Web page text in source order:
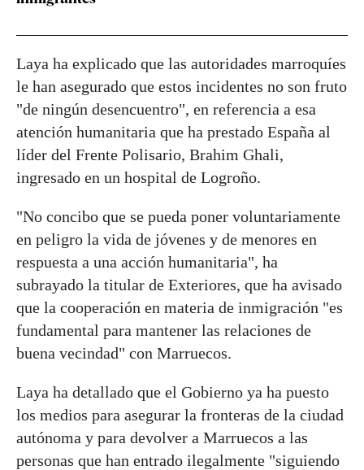
Laya ha explicado que las autoridades marroquíes
le han asegurado que estos incidentes no son fruto
"de ningún desencuentro", en referencia a esa
atención humanitaria que ha prestado España al
líder del Frente Polisario, Brahim Ghali,
ingresado en un hospital de Logroño.
"No concibo que se pueda poner voluntariamente
en peligro la vida de jóvenes y de menores en
respuesta a una acción humanitaria", ha
subrayado la titular de Exteriores, que ha avisado
que la cooperación en materia de inmigración "es
fundamental para mantener las relaciones de
buena vecindad" con Marruecos.
Laya ha detallado que el Gobierno ya ha puesto
los medios para asegurar la fronteras de la ciudad
autónoma y para devolver a Marruecos a las
personas que han entrado ilegalmente "siguiendo